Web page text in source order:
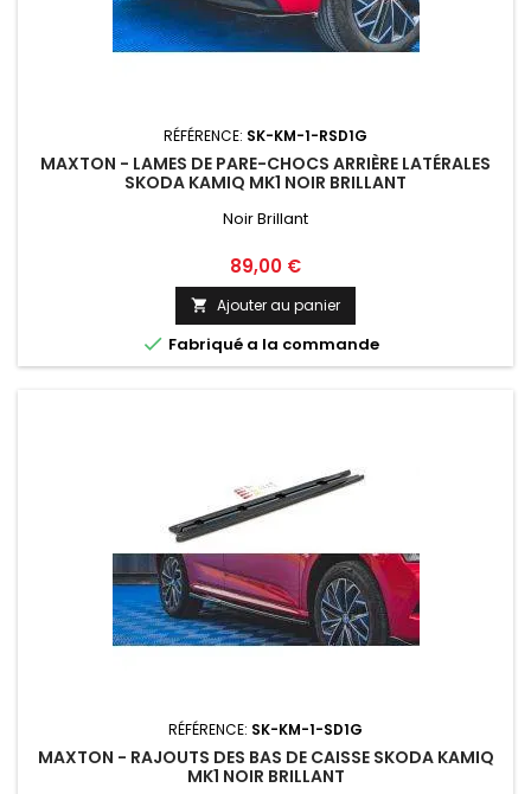
RÉFÉRENCE: SK-KM-1-RSD1G
MAXTON - LAMES DE PARE-CHOCS ARRIÈRE LATÉRALES
SKODA KAMIQ MK1 NOIR BRILLANT
Noir Brillant
Prix
89,00 €
 Ajouter au panier
 Fabriqué a la commande
RÉFÉRENCE: SK-KM-1-SD1G
MAXTON - RAJOUTS DES BAS DE CAISSE SKODA KAMIQ
MK1 NOIR BRILLANT